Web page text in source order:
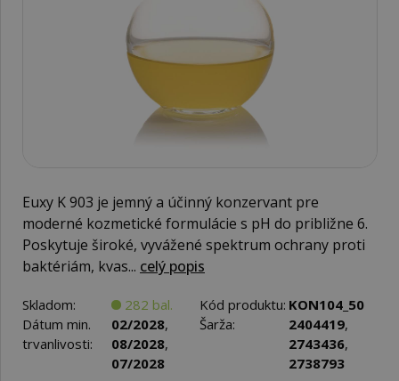
Euxy K 903 je jemný a účinný konzervant pre
moderné kozmetické formulácie s pH do približne 6.
Poskytuje široké, vyvážené spektrum ochrany proti
baktériám, kvas... celý popis
Skladom: 282 bal. Kód produktu: KON104_50
Dátum min.
trvanlivosti:
02/2028,
08/2028,
07/2028
Šarža: 2404419,
2743436,
2738793